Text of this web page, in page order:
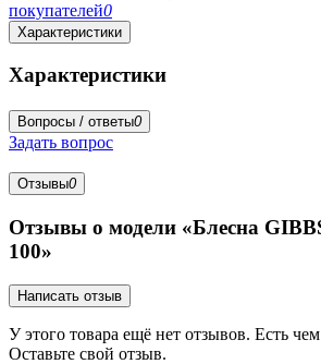
покупателей0
Характеристики
Характеристики
Вопросы / ответы0
Задать вопрос
Отзывы0
Отзывы о модели «Блесна
100»
Написать отзыв
У этого товара ещё нет отзывов. Есть
Оставьте свой отзыв.